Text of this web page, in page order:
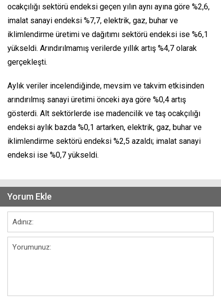
ocakçılığı sektörü endeksi geçen yılın aynı ayına göre %2,6,
imalat sanayi endeksi %7,7, elektrik, gaz, buhar ve
iklimlendirme üretimi ve dağıtımı sektörü endeksi ise %6,1
yükseldi. Arındırılmamış verilerde yıllık artış %4,7 olarak
gerçekleşti.
Aylık veriler incelendiğinde, mevsim ve takvim etkisinden
arındırılmış sanayi üretimi önceki aya göre %0,4 artış
gösterdi. Alt sektörlerde ise madencilik ve taş ocakçılığı
endeksi aylık bazda %0,1 artarken, elektrik, gaz, buhar ve
iklimlendirme sektörü endeksi %2,5 azaldı; imalat sanayi
endeksi ise %0,7 yükseldi.
Yorum Ekle